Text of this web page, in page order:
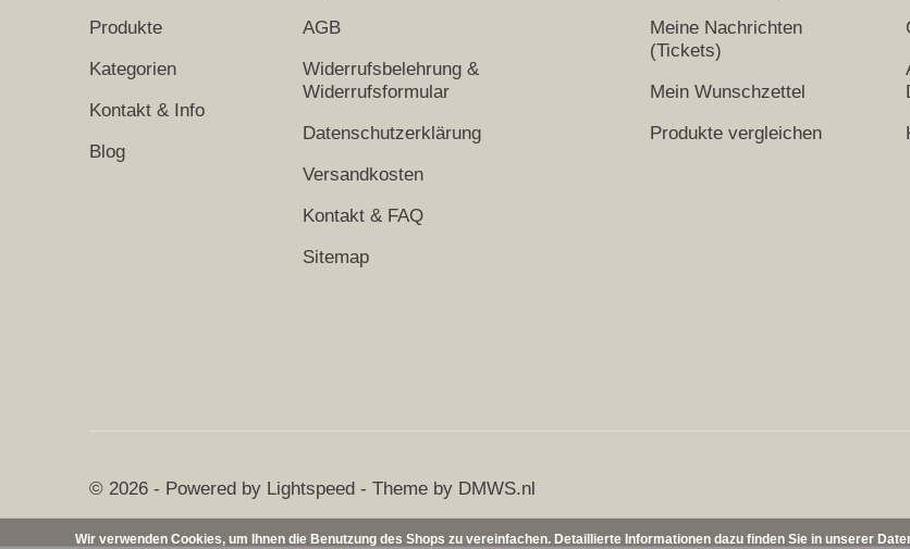
Produkte
Kategorien
Kontakt & Info
Blog
AGB
Widerrufsbelehrung &
Widerrufsformular
Datenschutzerklärung
Versandkosten
Kontakt & FAQ
Sitemap
Meine Nachrichten
(Tickets)
Mein Wunschzettel
Produkte vergleichen
© 2026 - Powered by Lightspeed - Theme by DMWS.nl
Wir verwenden Cookies, um Ihnen die Benutzung des Shops zu vereinfachen. Detaillierte Informationen dazu finden Sie in unserer